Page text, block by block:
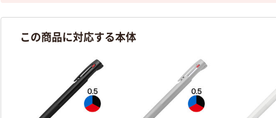
この商品に対応する本体